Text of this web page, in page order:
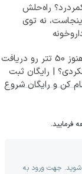
راه‌حلش
نه توی
هنوز 50 تتر رو دریافت
| رایگان ثبت
کن و رایگان شروع
فرمایید.
شوید. جهت ورود به